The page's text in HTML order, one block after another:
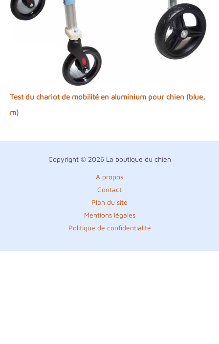
Test du chariot de mobilité en aluminium pour chien (blue,
m)
Copyright © 2026 La boutique du chien
A propos
Contact
Plan du site
Mentions légales
Politique de confidentialité